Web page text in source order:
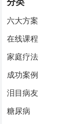
六大方案
在线课程
家庭疗法
成功案例
泪目病友
糖尿病